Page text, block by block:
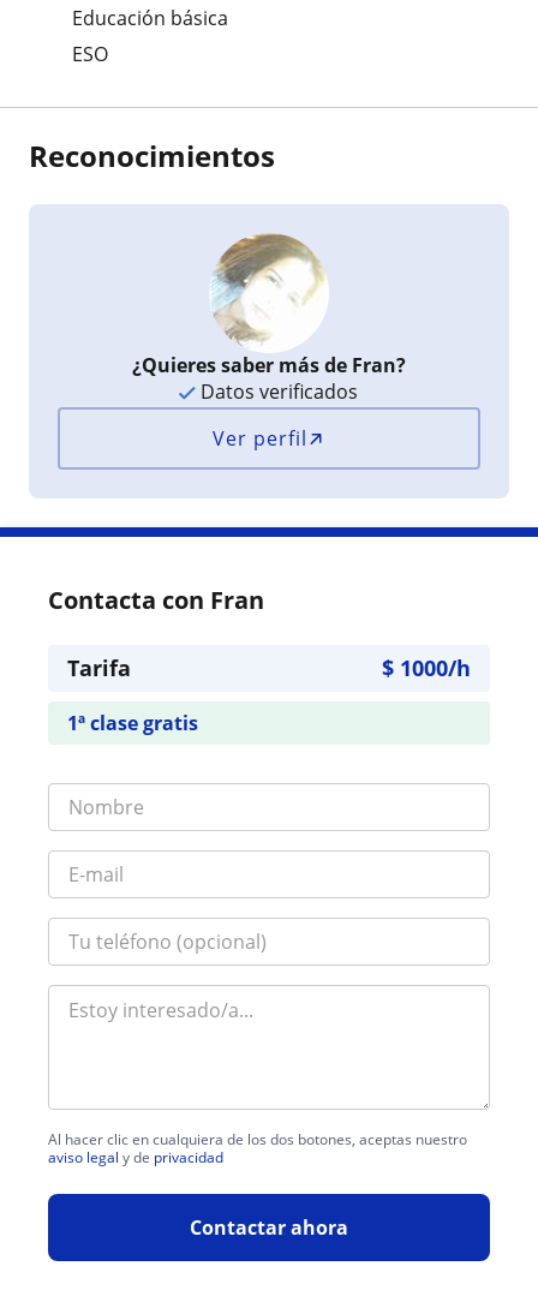
Educación básica
ESO
Reconocimientos
¿Quieres saber más de Fran?
Datos verificados
Ver perfil
Contacta con Fran
Tarifa $ 1000/h
1ª clase gratis
Al hacer clic en cualquiera de los dos botones, aceptas nuestro
aviso legal y de privacidad
Contactar ahora